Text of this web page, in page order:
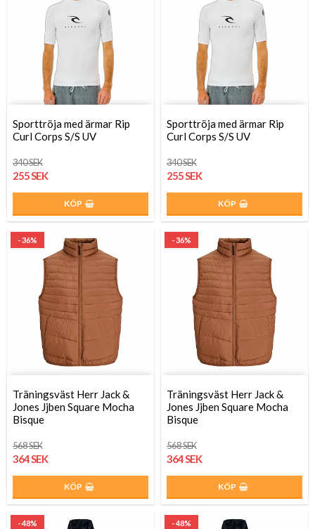
Sporttröja med ärmar Rip
Curl Corps S/S UV
340 SEK
255 SEK
KÖP
Sporttröja med ärmar Rip
Curl Corps S/S UV
340 SEK
255 SEK
KÖP
- 36%
Träningsväst Herr Jack &
Jones Jjben Square Mocha
Bisque
568 SEK
364 SEK
KÖP
- 36%
Träningsväst Herr Jack &
Jones Jjben Square Mocha
Bisque
568 SEK
364 SEK
KÖP
- 48% - 48%